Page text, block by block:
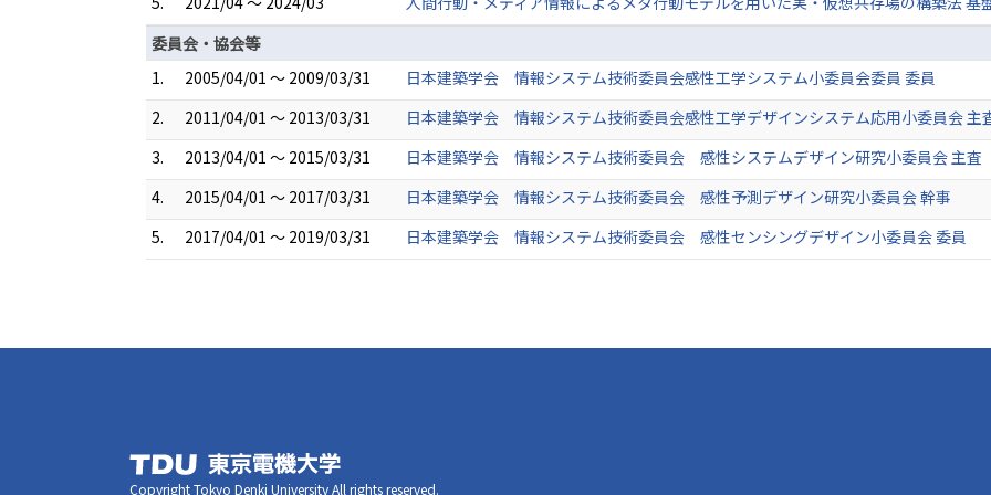
委員会・協会等
1.
2005/04/01 ～ 2009/03/31
日本建築学会 情報システム技術委員会感性工学システム小委員会委員 委員
2.
2011/04/01 ～ 2013/03/31
日本建築学会 情報システム技術委員会感性工学デザインシステム応用小委員会 主
3.
2013/04/01 ～ 2015/03/31
日本建築学会 情報システム技術委員会 感性システムデザイン研究小委員会 主査
4.
2015/04/01 ～ 2017/03/31
日本建築学会 情報システム技術委員会 感性予測デザイン研究小委員会 幹事
5.
2017/04/01 ～ 2019/03/31 日本建築学会 情報システム技術委員会 感性センシングデザイン小委員会 委員
Copyright Tokyo Denki University All rights reserved.